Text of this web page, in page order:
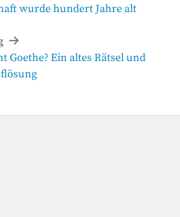
wurde hundert Jahre alt
Goethe? Ein altes Rätsel und